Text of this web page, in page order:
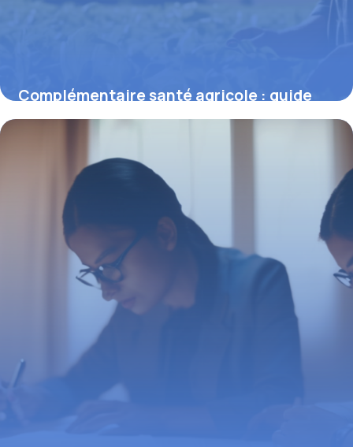
Complémentaire santé agricole : guide
complet pour bien se couvrir